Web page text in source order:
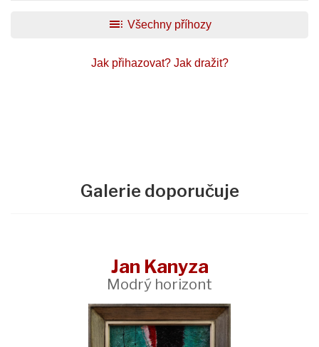
toc Všechny příhozy
Jak přihazovat? Jak dražit?
Galerie doporučuje
Jan Kanyza
Modrý horizont